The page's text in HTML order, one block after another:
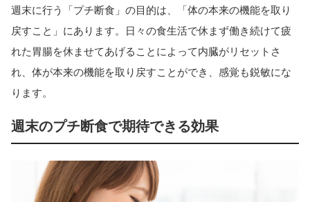
週末に行う「プチ断食」の目的は、「体の本来の機能を取り
戻すこと」にあります。日々の食生活で休まず働き続けて疲
れた胃腸を休ませてあげることによって内臓がリセットさ
れ、体が本来の機能を取り戻すことができ、感覚も鋭敏にな
ります。
週末のプチ断食で期待できる効果